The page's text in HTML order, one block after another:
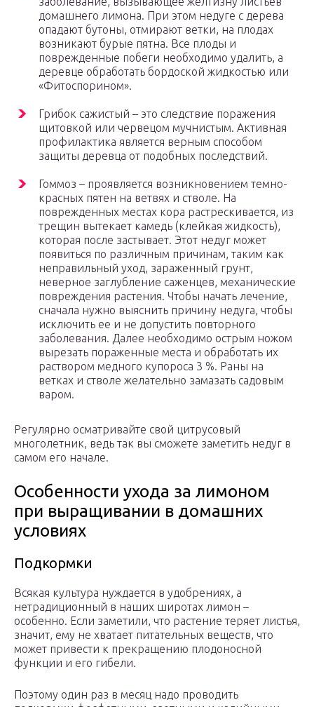
домашнего лимона. При этом недуге с дерева
опадают бутоны, отмирают ветки, на плодах
возникают бурые пятна. Все плоды и
поврежденные побеги необходимо удалить, а
деревце обработать бордоской жидкостью или
«Фитоспорином».
Грибок сажистый – это следствие поражения
щитовкой или червецом мучнистым. Активная
профилактика является верным способом
защиты деревца от подобных последствий.
Гоммоз – проявляется возникновением темно-
красных пятен на ветвях и стволе. На
поврежденных местах кора растрескивается, из
трещин вытекает камедь (клейкая жидкость),
которая после застывает. Этот недуг может
появиться по различным причинам, таким как
неправильный уход, зараженный грунт,
неверное заглубление саженцев, механические
повреждения растения. Чтобы начать лечение,
сначала нужно выяснить причину недуга, чтобы
исключить ее и не допустить повторного
заболевания. Далее необходимо острым ножом
вырезать пораженные места и обработать их
раствором медного купороса 3 %. Раны на
ветках и стволе желательно замазать садовым
варом.
Регулярно осматривайте свой цитрусовый
многолетник, ведь так вы сможете заметить недуг в
самом его начале.
Особенности ухода за лимоном
при выращивании в домашних
условиях
Подкормки
Всякая культура нуждается в удобрениях, а
нетрадиционный в наших широтах лимон –
особенно. Если заметили, что растение теряет листья,
значит, ему не хватает питательных веществ, что
может привести к прекращению плодоносной
функции и его гибели.
Поэтому один раз в месяц надо проводить